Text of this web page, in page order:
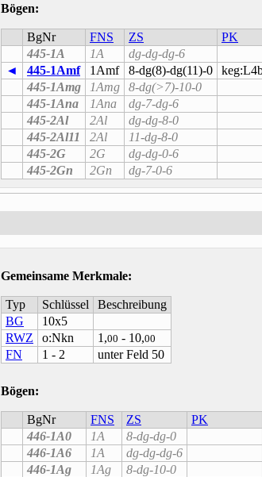
Bögen:
BgNr FNS ZS PK
445-1A
1A
dg-dg-dg-6
◄
445-1Amf 1Amf 8-dg(8)-dg(11)-0
445-1Amg
1Amg
8-dg(>7)-10-0
445-1Ana
1Ana
dg-7-dg-6
445-2Al
2Al
dg-dg-8-0
445-2Al11
2Al
11-dg-8-0
445-2G
2G
dg-dg-0-6
445-2Gn
2Gn dg-7-0-6
Gemeinsame Merkmale:
Typ Schlüssel
Beschreibung
BG
10x5
RWZ
o:Nkn 1,00 - 10,00
FN 1 - 2 unter Feld 50
Bögen:
BgNr FNS ZS PK
446-1A0
1A
8-dg-dg-0
446-1A6
1A
dg-dg-dg-6
446-1Ag
1Ag
8-dg-10-0